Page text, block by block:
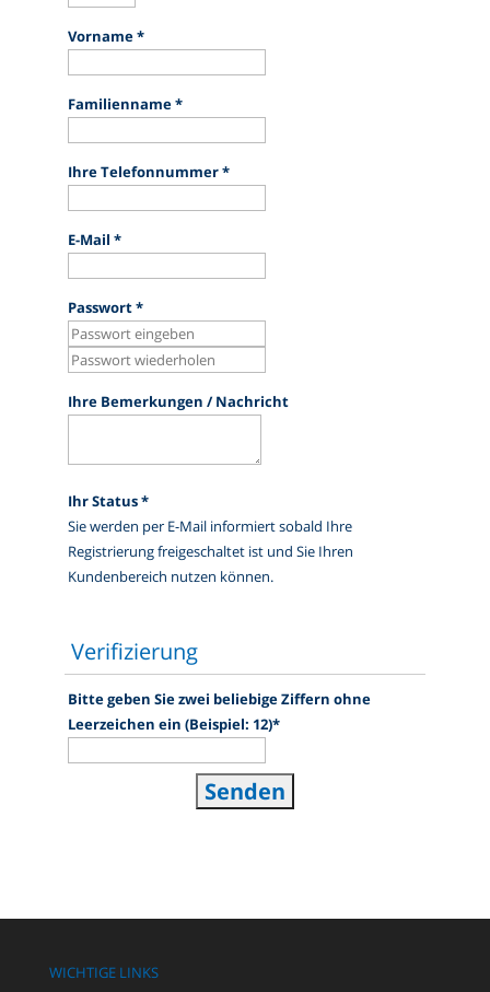
Vorname*
Familienname*
Ihre Telefonnummer*
E-Mail*
Passwort*
Ihre Bemerkungen / Nachricht
Ihr Status*
Sie werden per E-Mail informiert sobald Ihre
Registrierung freigeschaltet ist und Sie Ihren
Kundenbereich nutzen können.
Verifizierung
Bitte geben Sie zwei beliebige Ziffernohne
Leerzeichen ein (Beispiel: 12)*
WICHTIGE LINKS